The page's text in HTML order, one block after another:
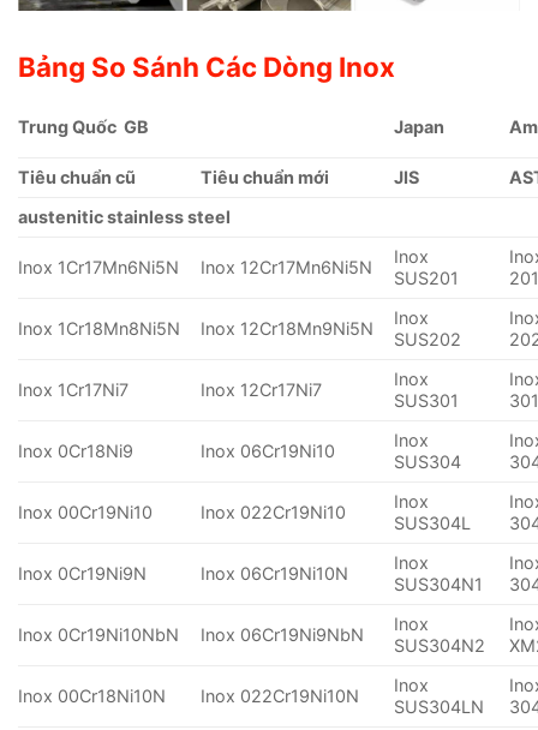
Bảng So Sánh Các Dòng Inox
Trung Quốc GB Japan
Tiêu chuẩn cũ Tiêu chuẩn mới JIS
austenitic stainless steel
Inox 1Cr17Mn6Ni5N Inox 12Cr17Mn6Ni5N
Inox
SUS201
Inox 1Cr18Mn8Ni5N Inox 12Cr18Mn9Ni5N
Inox
SUS202
Inox 1Cr17Ni7 Inox 12Cr17Ni7
Inox
SUS301
Inox 0Cr18Ni9 Inox 06Cr19Ni10
Inox
SUS304
Inox 00Cr19Ni10 Inox 022Cr19Ni10
Inox
SUS304L
Inox 0Cr19Ni9N Inox 06Cr19Ni10N
Inox
SUS304N1
Inox 0Cr19Ni10NbN Inox 06Cr19Ni9NbN
Inox
SUS304N2
Inox 00Cr18Ni10N Inox 022Cr19Ni10N
Inox
SUS304LN